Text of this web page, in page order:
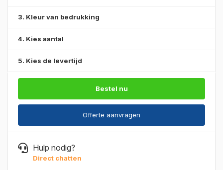
3. Kleur van bedrukking
4. Kies aantal
5. Kies de levertijd
Bestel nu
Offerte aanvragen
Hulp nodig?
Direct chatten